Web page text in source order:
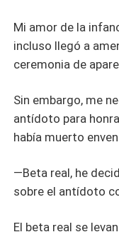
Mi amor de la
incluso llegó a
ceremonia de
Sin embargo, me
antídoto para
había muerto
—Beta real, he
sobre el antídoto
El beta real se